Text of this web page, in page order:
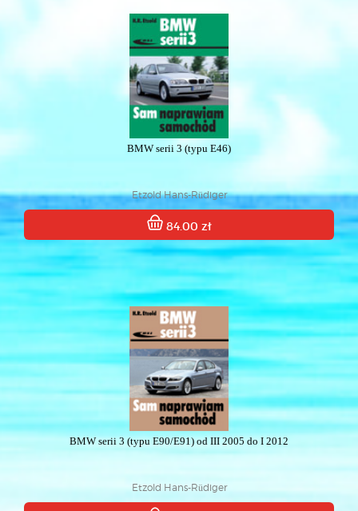
BMW serii 3 (typu E46)
Etzold Hans-Rüdiger
84.00 zł
BMW serii 3 (typu E90/E91) od III 2005 do I 2012
Etzold Hans-Rüdiger